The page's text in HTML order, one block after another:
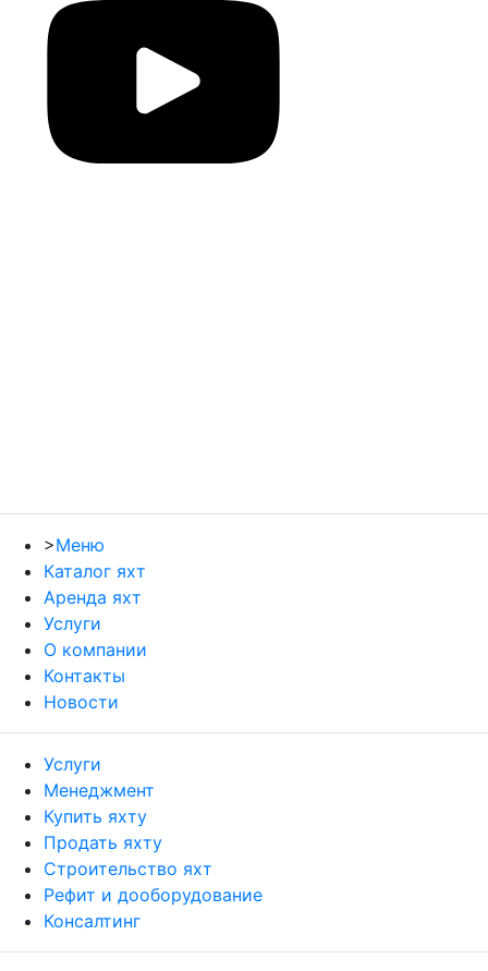
>Меню
Каталог яхт
Аренда яхт
Услуги
О компании
Контакты
Новости
Услуги
Менеджмент
Купить яхту
Продать яхту
Строительство яхт
Рефит и дооборудование
Консалтинг